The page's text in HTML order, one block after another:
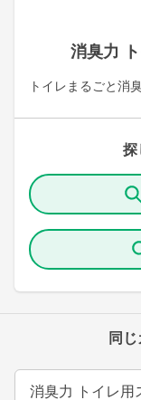
消臭力
トイレまるごと消
探
同
消臭力 トイレ用